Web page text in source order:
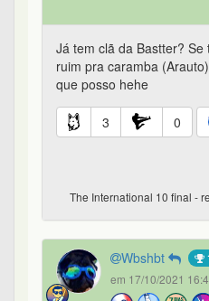
Já tem clã da Bastter?
ruim pra caramba
que posso hehe
3 0
The International 10 final -
Wbshbt
em 17/10/2021